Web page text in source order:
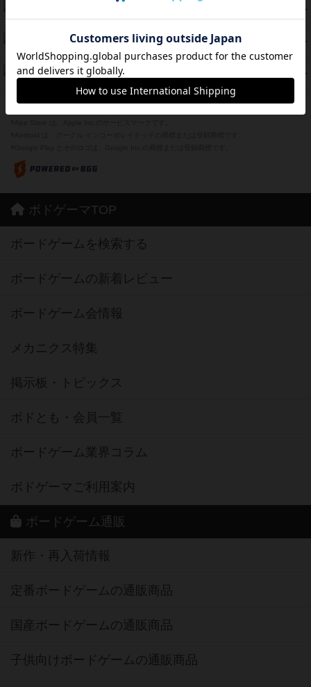
PT
紹介文なし 1件の投稿
PT
ザ・フラッフィー・ライト
39 PT
ふたつの城の物語
ボドゲーマTOP
ボードゲームを検索する
ボードゲームの新着レビュー
ボードゲーム会情報
メカニクス特集
掲示板・トピックス
ボドとも・会員一覧
ボードゲーム業界コラム
ボドゲーマご利用案内
ボードゲーム通販
新作・再入荷情報
定番ボードゲームの通販商品
国産ボードゲームの通販商品
子供向けボードゲームの通販商品